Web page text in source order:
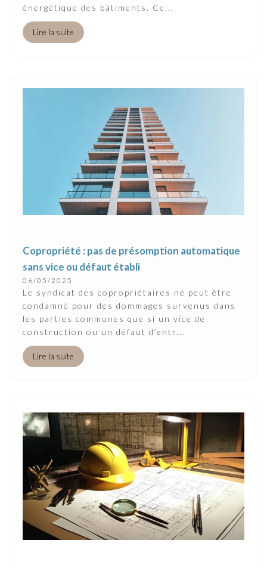
énergétique des bâtiments. Ce...
Lire la suite
Copropriété : pas de présomption automatique
sans vice ou défaut établi
06/05/2025
Le syndicat des copropriétaires ne peut être
condamné pour des dommages survenus dans
les parties communes que si un vice de
construction ou un défaut d’entr...
Lire la suite